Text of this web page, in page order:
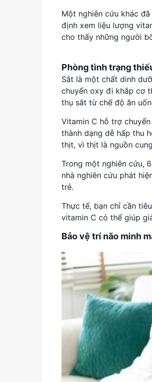
Một nghiên cứu khác
định xem liệu lượng
cho thấy những người
Phòng tình trạng
Sắt là một chất dinh
chuyển oxy đi khắp cơ
thụ sắt từ chế độ ăn
Vitamin C hỗ trợ
thành dạng dễ hấp thu
thịt, vì thịt là nguồn
Trong một nghiên cứu,
nhà nghiên cứu phát
trẻ.
Thực tế, bạn chỉ cần
vitamin C có thể giúp
Bảo vệ trí não minh